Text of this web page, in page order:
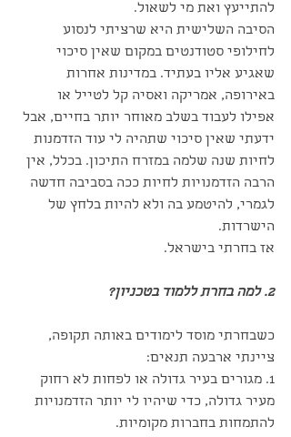
להתייעץ ואת מי לשאול.
הסיבה השלישית היא שרציתי לנסוע
לחילופי סטודנטים במקום שאין סיכוי
שאגיע אליו בעתיד. במדינות אחרות
באירופה, אמריקה ואסיה קל לטייל או
אפילו לעבוד בשלב מאוחר יותר בחיים, אבל
ידעתי שאין סיכוי שתהיה לי עוד הזדמנות
לחיות שנה שלמה במזרח התיכון. בכלל, אין
הרבה הזדמנויות לחיות ככה בסביבה חדשה
לגמרי, להיטמע בה ולא להיות בלחץ של
הישרדות.
אז בחרתי בישראל.
2. למה בחרת ללמוד בטכניון?
כשבחרתי מוסד לימודים באותה תקופה,
ציינתי ארבעה תנאים:
1. מגורים בעיר גדולה או לפחות לא רחוק
מעיר גדולה, כדי שיהיו לי יותר הזדמנויות
להתמחות בחברות מקומיות.